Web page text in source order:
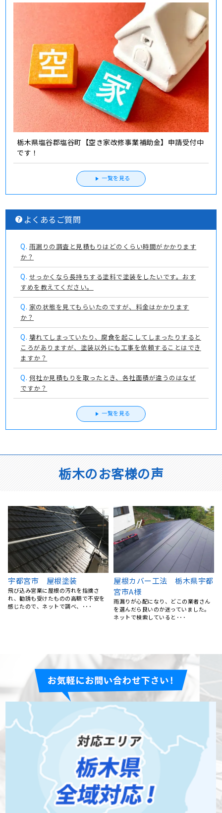
栃木県塩谷郡塩谷町【空き家改修事業補助金】申請受付中
です！
一覧を見る
よくあるご質問
Q. 雨漏りの調査と見積もりはどのくらい時間がかかります
か？
Q. せっかくなら長持ちする塗料で塗装をしたいです。おす
すめを教えてください。
Q. 家の状態を見てもらいたのですが、料金はかかります
か？
Q. 壊れてしまっていたり、腐食を起こしてしまったりすると
ころがありますが、塗装以外にも工事を依頼することはでき
ますか？
Q. 何社か見積もりを取ったとき、各社面積が違うのはなぜ
ですか？
一覧を見る
栃木のお客様の声
宇都宮市 K様 トタン外壁
張替え
今回はお世話になりました。 外壁のサ
宇都宮市 O様邸 防水工事
バルコニーから雨漏りが発生していた
ため、地元の業者さんで探していたと
ころ、リフォームの森さん･･･